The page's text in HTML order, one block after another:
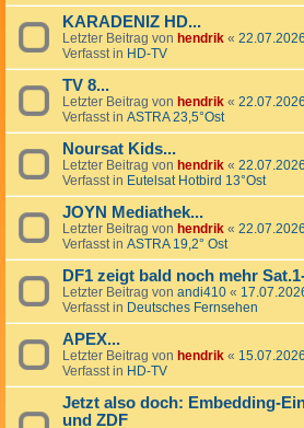
KARADENIZ HD...
Letzter Beitrag von hendrik «
Verfasst in HD-TV
TV 8...
Letzter Beitrag von hendrik «
Verfasst in ASTRA 23,5°Ost
Noursat Kids...
Letzter Beitrag von hendrik «
Verfasst in Eutelsat Hotbird 13°Ost
JOYN Mediathek...
Letzter Beitrag von hendrik «
Verfasst in ASTRA 19,2° Ost
DF1 zeigt bald noch mehr
Letzter Beitrag von andi410 «
Verfasst in Deutsches Fernsehen
APEX...
Letzter Beitrag von hendrik «
Verfasst in HD-TV
Jetzt also doch: Embedding-
und ZDF